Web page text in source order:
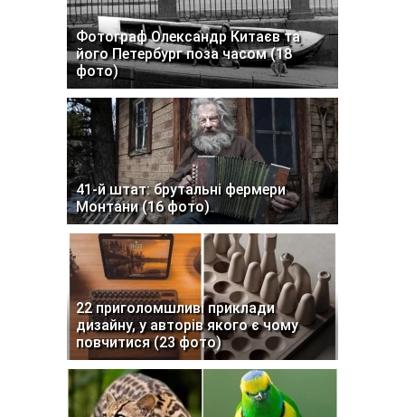
Фотограф Олександр Китаєв та
його Петербург поза часом (18
фото)
41-й штат: брутальні фермери
Монтани (16 фото)
22 приголомшливі приклади
дизайну, у авторів якого є чому
повчитися (23 фото)